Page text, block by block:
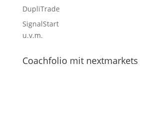
DupliTrade
SignalStart
u.v.m.
Coachfolio mit nextmarkets